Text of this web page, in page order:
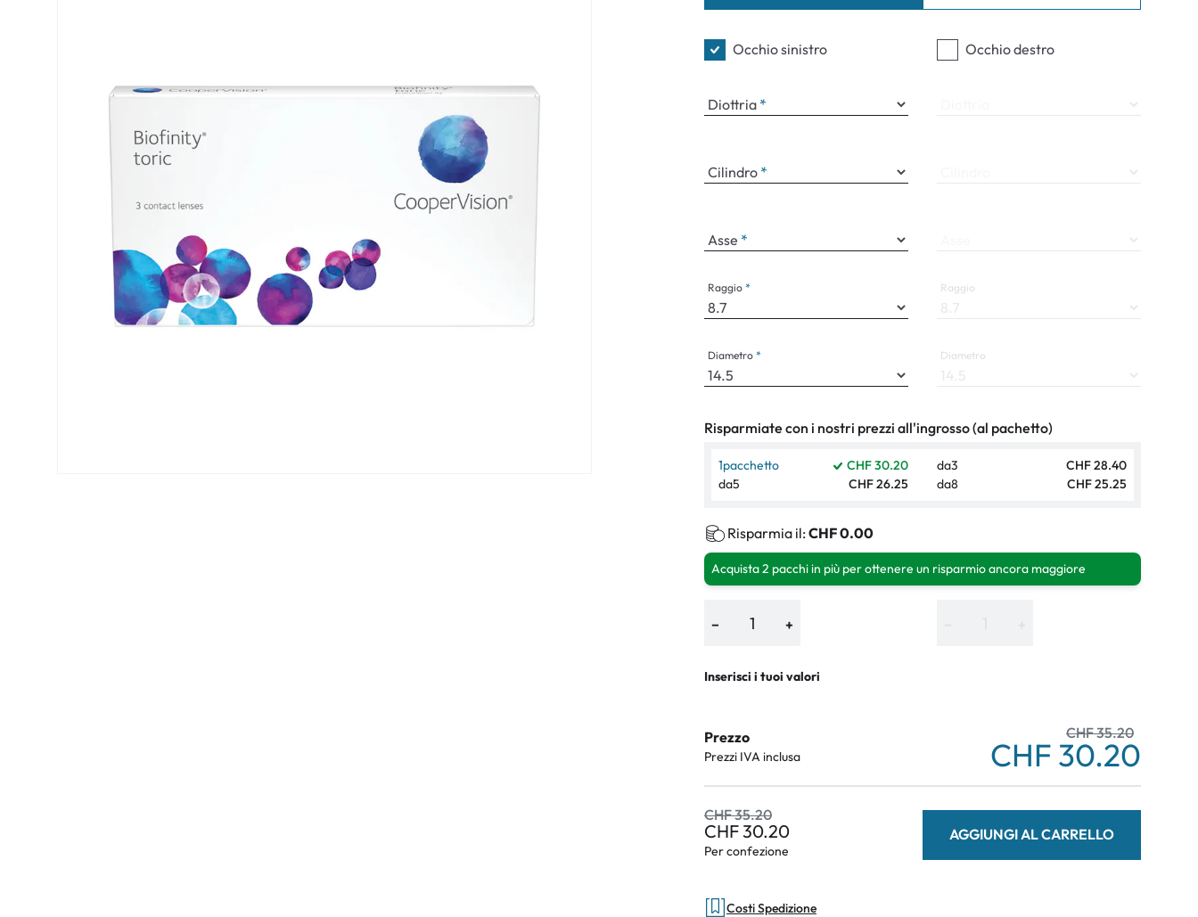
SofLens
Occhio sinistro
Diottria
Cilindro
Asse
Raggio
Diametro
Occhio destro
Raggio
Diametro
Risparmiate con i nostri prezzi all'ingrosso (al pachetto)
1pacchetto CHF 30.20 da3
CHF 28.40
da5 CHF 26.25 da8 CHF 25.25
Risparmia il: CHF 0.00
Acquista 2 pacchi in più per ottenere un risparmio ancora maggiore
− +
Inserisci i tuoi valori
Prezzo
Prezzi IVA inclusa
CHF 35.20
CHF 30.20
CHF 35.20
CHF 30.20
Per confezione
AGGIUNGI AL CARRELLO
Costi Spedizione